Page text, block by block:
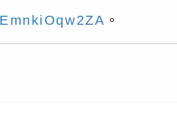
家4月課程資
翻譯－青少年
小114學年度
育講座「如何
團法人中華國
。